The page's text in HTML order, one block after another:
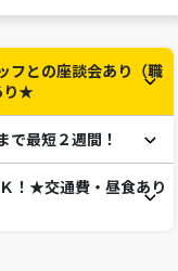
フとの座談会あり（職
り★
で最短２週間！
！★交通費・昼食あり